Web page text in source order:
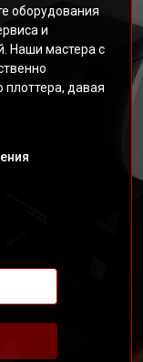
оборудования
и
Наши мастера с
плоттера, давая